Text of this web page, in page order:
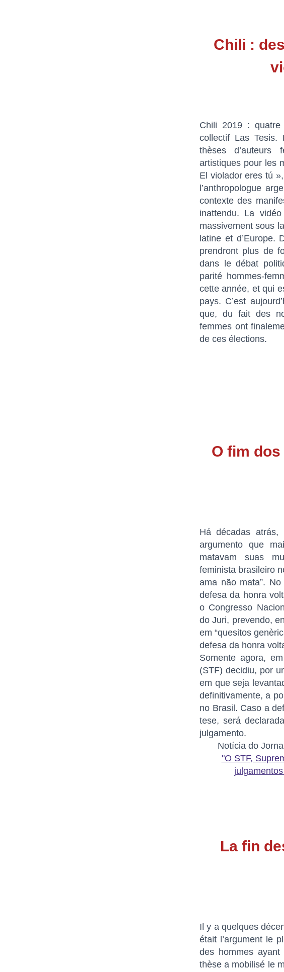
Chili :
Chili 2019 :
collectif Las Tesis.
thèses d’auteurs
artistiques pour les
El violador eres tú
l’anthropologue
contexte des
inattendu. La
massivement sous
latine et d’Europe.
prendront plus de
dans le débat
parité hommes-
cette année, et qui
pays. C’est
que, du fait des
femmes ont
de ces élections.
O fim
Há décadas
argumento que
matavam suas
feminista brasileiro
ama não mata”.
defesa da honra
o Congresso
do Juri, prevendo,
em “quesitos
defesa da honra
Somente agora,
(STF) decidiu, por
em que seja
definitivamente, a
no Brasil. Caso a
tese, será
julgamento.
Notícia do Jornal
"O STF,
La fin
Il y a quelques
était l’argument le
des hommes
thèse a mobilisé le